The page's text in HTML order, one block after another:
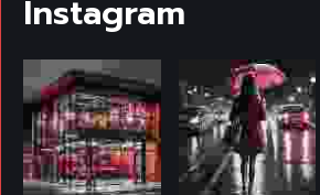
Instagram